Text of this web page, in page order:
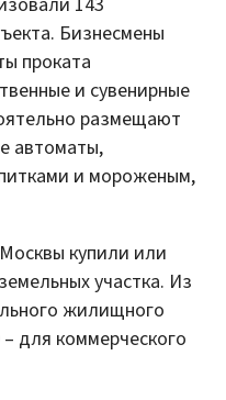
Бизнесмены
проката
и сувенирные
размещают
автоматы,
и мороженым,
купили или
участка. Из
жилищного
для коммерческого